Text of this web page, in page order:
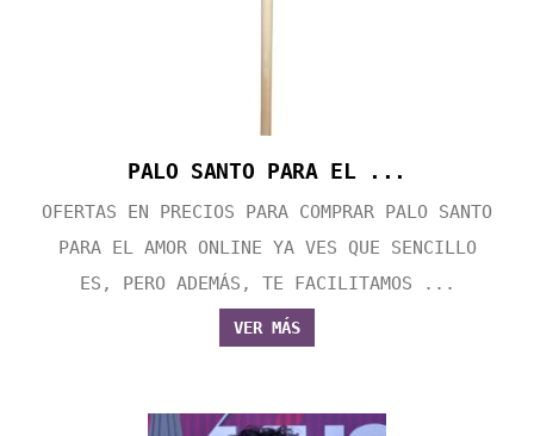
PALO SANTO PARA EL ...
OFERTAS EN PRECIOS PARA COMPRAR PALO SANTO
PARA EL AMOR ONLINE YA VES QUE SENCILLO
ES, PERO ADEMÁS, TE FACILITAMOS ...
VER MÁS